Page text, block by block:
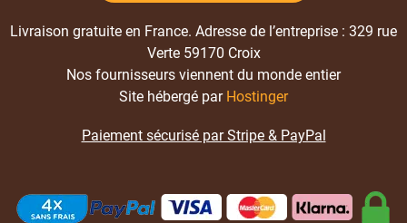
Livraison gratuite en France. Adresse de l’entreprise : 329 rue
Verte 59170 Croix
Nos fournisseurs viennent du monde entier
Site hébergé par Hostinger
Paiement sécurisé par Stripe & PayPal